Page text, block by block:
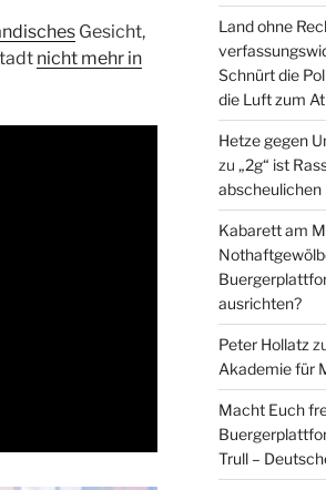
Gesicht,
nicht mehr in
Land ohne
Schnürt die
die Luft zum
Hetze gegen
zu „2g“ ist
abscheulichen
Kabarett am
ausrichten?
Peter Hollatz
Akademie für
Macht Euch
Trull –